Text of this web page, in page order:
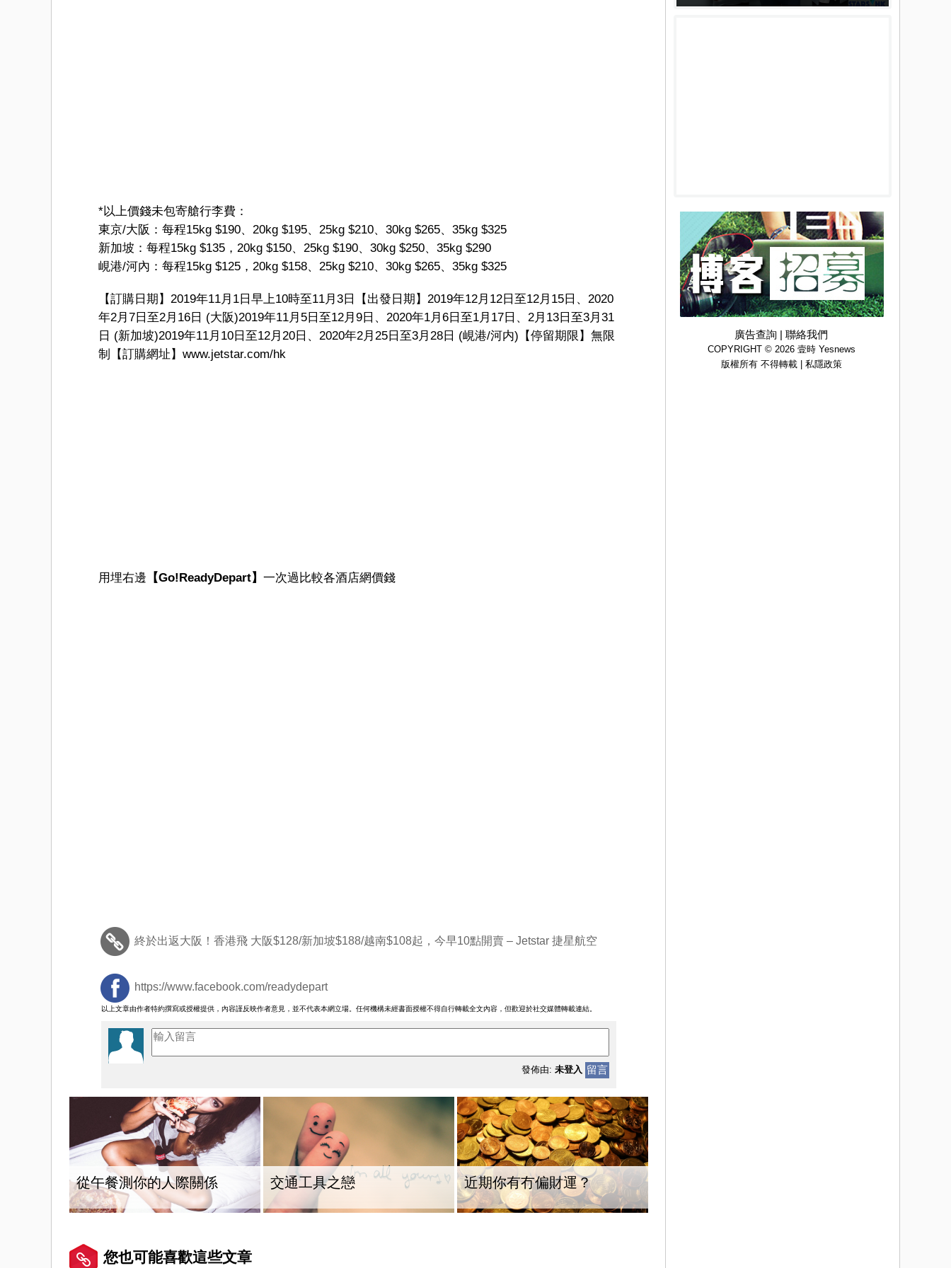
*以上價錢未包寄艙行李費：
東京/大阪：每程15kg $190、20kg $195、25kg $210、30kg $265、35kg $325
新加坡：每程15kg $135，20kg $150、25kg $190、30kg $250、35kg $290
峴港/河內：每程15kg $125，20kg $158、25kg $210、30kg $265、35kg $325
【訂購日期】2019年11月1日早上10時至11月3日【出發日期】2019年12月12日至12月15日、2020
年2月7日至2月16日 (大阪)2019年11月5日至12月9日、2020年1月6日至1月17日、2月13日至3月31
日 (新加坡)2019年11月10日至12月20日、2020年2月25日至3月28日 (峴港/河内)【停留期限】無限
制【訂購網址】www.jetstar.com/hk
用埋右邊 【Go!ReadyDepart】 一次過比較各酒店網價錢
終於出返大阪！香港飛 大阪$128/新加坡$188/越南$108起，今早10點開賣 – Jetstar 捷星航空
https://www.facebook.com/readydepart
以上文章由作者特約撰寫或授權提供，內容謹反映作者意見，並不代表本網立場。任何機構未經書面授權不得自行轉載全文內容，但歡迎於社交媒體轉載連結。
發佈由: 未登入 留言
從午餐測你的人際關係 交通工具之戀 近期你有冇偏財運？
您也可能喜歡這些文章
廣告查詢 | 聯絡我們
COPYRIGHT © 2026 壹時 Yesnews
版權所有 不得轉載 | 私隱政策